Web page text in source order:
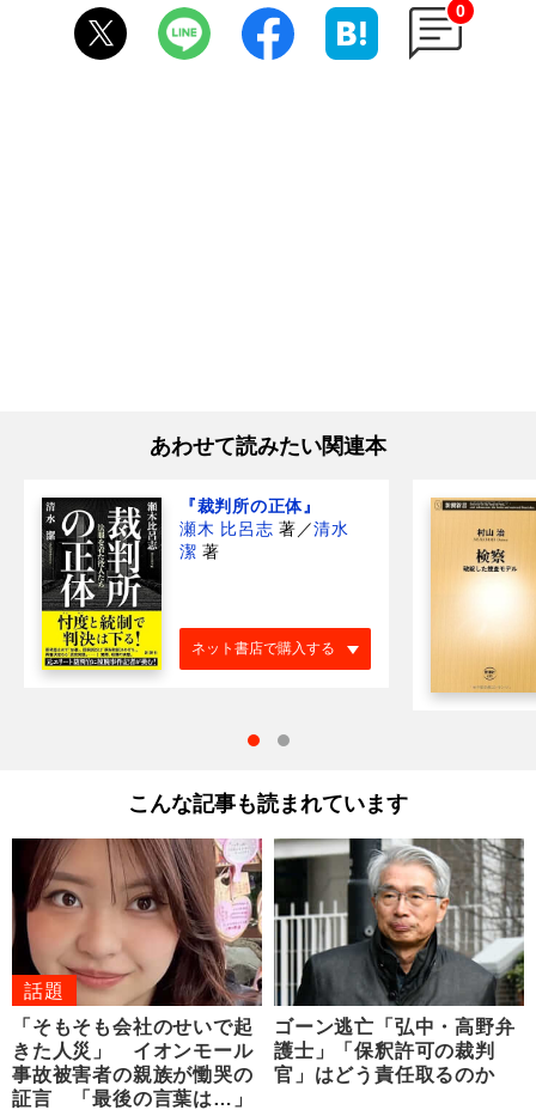
0
あわせて読みたい関連本
『裁判所の正体』
瀬木 比呂志 著 ／清水
潔 著
ネット書店で購入する
こんな記事も読まれています
話題
「そもそも会社のせいで起
きた人災」 イオンモール
事故被害者の親族が慟哭の
証言 「最後の言葉は…」
ゴーン逃亡「弘中・高野弁
護士」「保釈許可の裁判
官」はどう責任取るのか